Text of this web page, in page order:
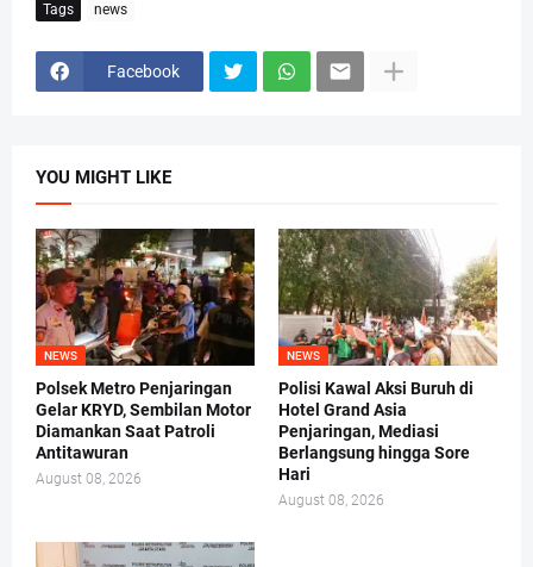
Tags news
Facebook
YOU MIGHT LIKE
NEWS
Polsek Metro Penjaringan
Gelar KRYD, Sembilan Motor
Diamankan Saat Patroli
Antitawuran
August 08, 2026
NEWS
Polisi Kawal Aksi Buruh di
Hotel Grand Asia
Penjaringan, Mediasi
Berlangsung hingga Sore
Hari
August 08, 2026